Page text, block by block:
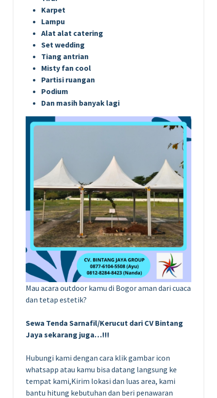
Karpet
Lampu
Alat alat catering
Set wedding
Tiang antrian
Misty fan cool
Partisi ruangan
Podium
Dan masih banyak lagi
Mau acara outdoor kamu di Bogor aman dari cuaca
dan tetap estetik?
Sewa Tenda Sarnafil/Kerucut dari CV Bintang
Jaya sekarang juga…!!!
Hubungi kami dengan cara klik gambar icon
whatsapp atau kamu bisa datang langsung ke
tempat kami,Kirim lokasi dan luas area, kami
bantu hitung kebutuhan dan beri penawaran